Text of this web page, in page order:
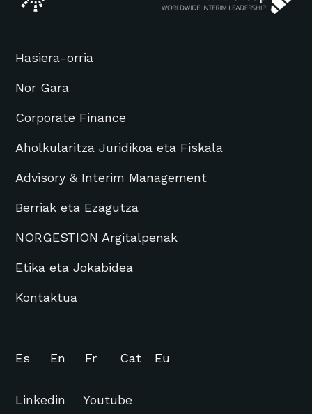
Hasiera-orria
Nor Gara
Corporate Finance
Aholkularitza Juridikoa eta Fiskala
Advisory & Interim Management
Berriak eta Ezagutza
NORGESTION Argitalpenak
Etika eta Jokabidea
Kontaktua
Es En Fr Cat Eu
Linkedin Youtube